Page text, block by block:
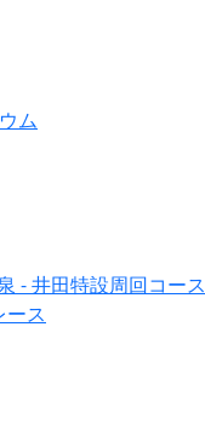
ム
- 井田特設周回コース
ース